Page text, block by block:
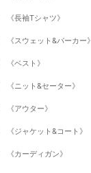
《長袖Tシャツ》
《スウェット&パーカー》
《ベスト》
《ニット&セーター》
《アウター》
《ジャケット&コート》
《カーディガン》